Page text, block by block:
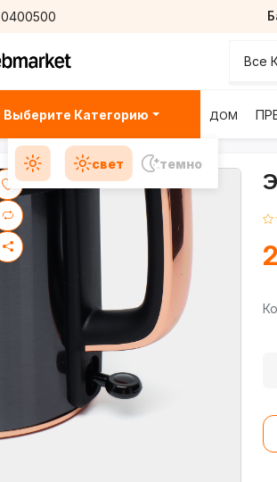
Все
Выберите Категорию ДОМ
свет темно